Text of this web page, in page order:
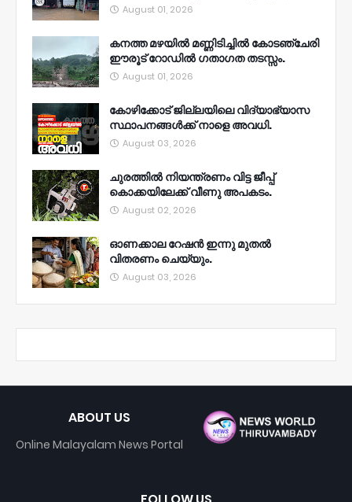
August 01, 2026
കനത്ത മഴയിൽ മണ്ണിടിച്ചിൽ കോടഞ്ചേരി
ഈരൂട് റോഡിൽ ഗതാഗത തടസ്സം.
August 01, 2026
കോഴിക്കോട് ജില്ലയിലെ വിദ്യാഭ്യാസ
സ്ഥാപനങ്ങൾക്ക് നാളെ അവധി.
August 03, 2026
ചുരത്തിൽ നിയന്ത്രണം വിട്ട ജീപ്പ്
കൊക്കയിലേക്ക് വീണു അപകടം.
August 02, 2026
ഓണക്കാല റേഷൻ ഇന്നു മുതല്‍
വിതരണം ചെയ്യും.
August 03, 2026
ABOUT US
Online Malayalam News Portal